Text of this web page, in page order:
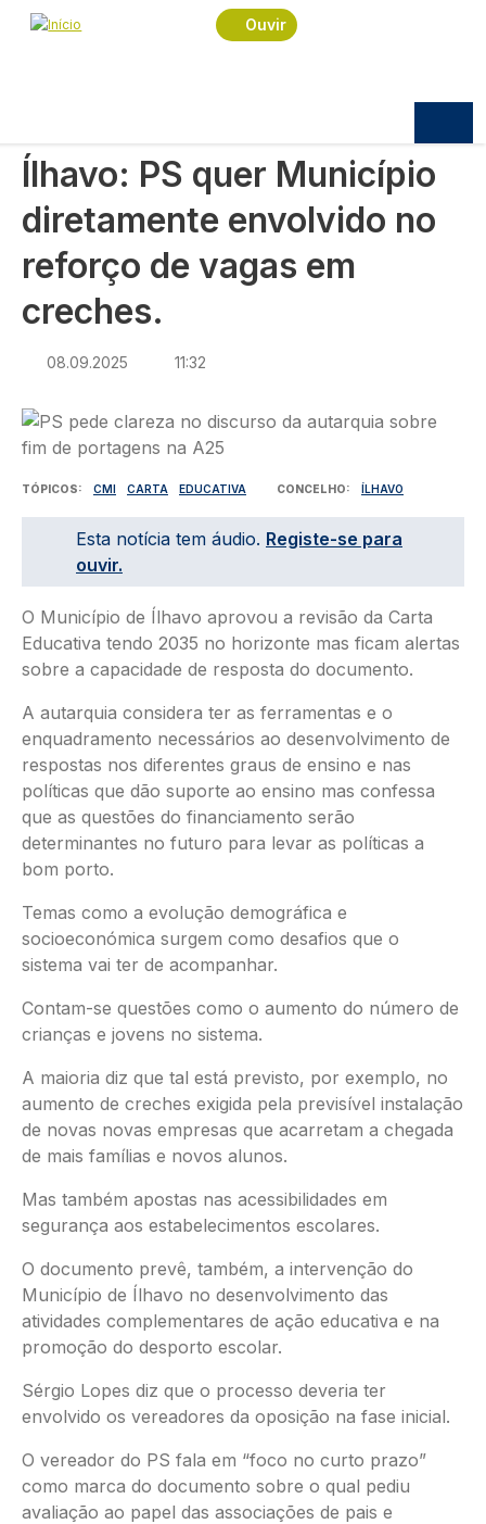
Passar para o conteúdo principal
Ouvir
Navegação estrutural
Início
Política
Ílhavo: PS quer Município diretamente envolvido
Ílhavo: PS quer Município
diretamente envolvido no
reforço de vagas em
creches.
08.09.2025 11:32
Imagem
TÓPICOS CMI CARTA EDUCATIVA CONCELHO ÍLHAVO
Esta notícia tem áudio. Registe-se para
ouvir.
O Município de Ílhavo aprovou a revisão da Carta
Educativa tendo 2035 no horizonte mas ficam alertas
sobre a capacidade de resposta do documento.
A autarquia considera ter as ferramentas e o
enquadramento necessários ao desenvolvimento de
respostas nos diferentes graus de ensino e nas
políticas que dão suporte ao ensino mas confessa
que as questões do financiamento serão
determinantes no futuro para levar as políticas a
bom porto.
Temas como a evolução demográfica e
socioeconómica surgem como desafios que o
sistema vai ter de acompanhar.
Contam-se questões como o aumento do número de
crianças e jovens no sistema.
A maioria diz que tal está previsto, por exemplo, no
aumento de creches exigida pela previsível instalação
de novas novas empresas que acarretam a chegada
de mais famílias e novos alunos.
Mas também apostas nas acessibilidades em
segurança aos estabelecimentos escolares.
O documento prevê, também, a intervenção do
Município de Ílhavo no desenvolvimento das
atividades complementares de ação educativa e na
promoção do desporto escolar.
Sérgio Lopes diz que o processo deveria ter
envolvido os vereadores da oposição na fase inicial.
O vereador do PS fala em “foco no curto prazo”
como marca do documento sobre o qual pediu
avaliação ao papel das associações de pais e